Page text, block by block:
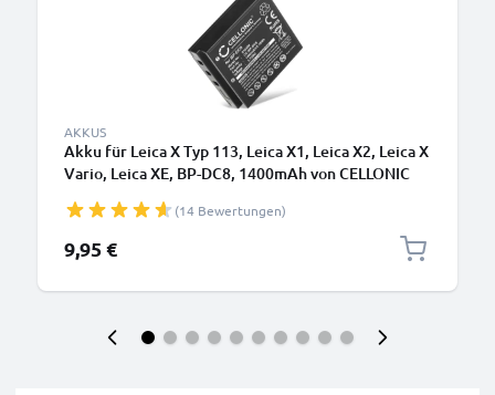
AKKUS
Akku für Leica X Typ 113, Leica X1, Leica X2, Leica X
Vario, Leica XE, BP-DC8, 1400mAh von CELLONIC
(14 Bewertungen)
9,95 €